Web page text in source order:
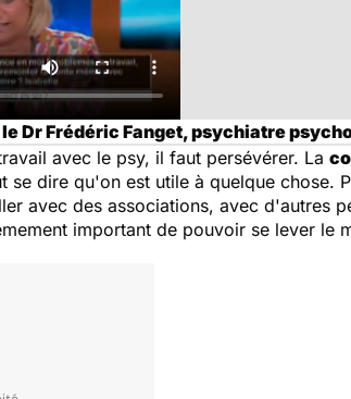
Dr Frédéric Fanget, psychiatre
avec le psy, il faut persévérer. La
se dire qu'on est utile à quelque chose.
avec des associations, avec d'autres
important de pouvoir se lever